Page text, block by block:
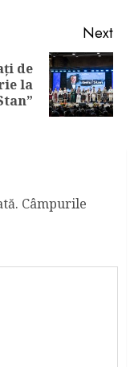
Next
de
la
Câmpurile